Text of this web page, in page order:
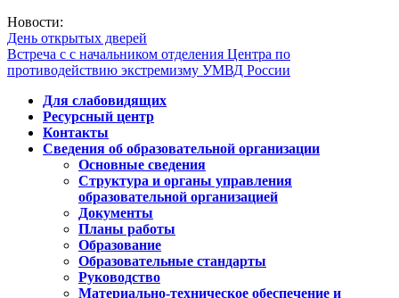
Новости:
День открытых дверей
Встреча с с начальником отделения Центра по
противодействию экстремизму УМВД России
Для слабовидящих
Ресурсный центр
Контакты
Сведения об образовательной организации
Основные сведения
Структура и органы управления
образовательной организацией
Документы
Планы работы
Образование
Образовательные стандарты
Руководство
Материально-техническое обеспечение и